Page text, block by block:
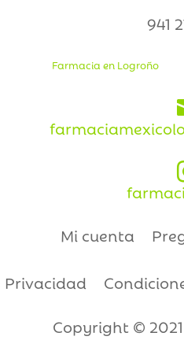
941
Farmacia en Logroño
Mi cuenta
Privacidad
Copyright ©